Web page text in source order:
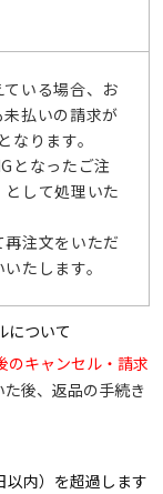
いる場合、お
払いの請求が
なります。
となったご注
して処理いた
注文をいただ
たします。
について
のキャンセル・請求
後、返品の手続き
内）を超過します